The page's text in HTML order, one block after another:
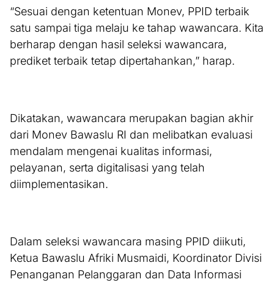
“Sesuai dengan ketentuan Monev, PPID terbaik
satu sampai tiga melaju ke tahap wawancara. Kita
berharap dengan hasil seleksi wawancara,
prediket terbaik tetap dipertahankan,” harap.
Dikatakan, wawancara merupakan bagian akhir
dari Monev Bawaslu RI dan melibatkan evaluasi
mendalam mengenai kualitas informasi,
pelayanan, serta digitalisasi yang telah
diimplementasikan.
Dalam seleksi wawancara masing PPID diikuti,
Ketua Bawaslu Afriki Musmaidi, Koordinator Divisi
Penanganan Pelanggaran dan Data Informasi